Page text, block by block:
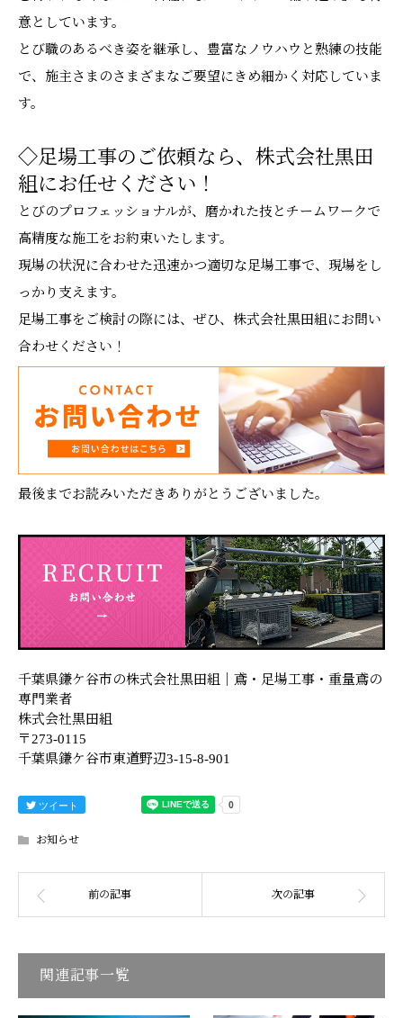
意としています。
とび職のあるべき姿を継承し、豊富なノウハウと熟練の技能
で、施主さまのさまざまなご要望にきめ細かく対応していま
す。
◇足場工事のご依頼なら、株式会社黒田
組にお任せください！
とびのプロフェッショナルが、磨かれた技とチームワークで
高精度な施工をお約束いたします。
現場の状況に合わせた迅速かつ適切な足場工事で、現場をし
っかり支えます。
足場工事をご検討の際には、ぜひ、株式会社黒田組にお問い
合わせください！
最後までお読みいただきありがとうございました。
千葉県鎌ケ谷市の株式会社黒田組｜鳶・足場工事・重量鳶の
専門業者
株式会社黒田組
〒273-0115
千葉県鎌ケ谷市東道野辺3-15-8-901
ツイート
お知らせ
関連記事一覧